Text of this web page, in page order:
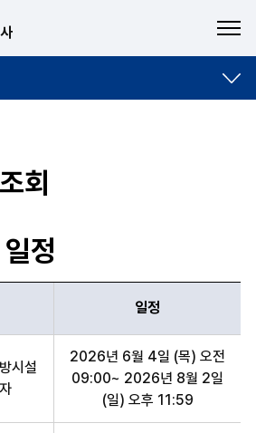
회
정
합격자 발표 일정 안내표
일정
시설
2026년 6월 4일 (목) 오전
09:00~ 2026년 8월 2일
(일) 오후 11:59